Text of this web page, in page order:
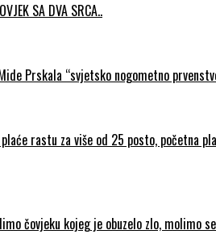
SA DVA SRCA..
Prskala “svjetsko nogometno
rastu za više od 25 posto, početna
čovjeku kojeg je obuzelo zlo, molimo